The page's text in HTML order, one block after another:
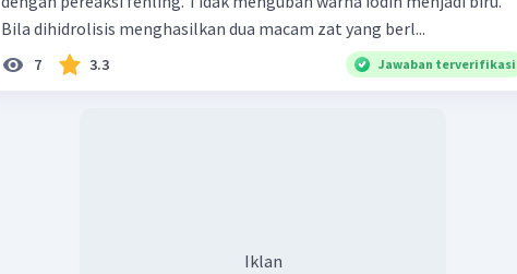
Bila dihidrolisis menghasilkan dua macam zat yang berl...
7 3.3 Jawaban terverifikasi
Iklan